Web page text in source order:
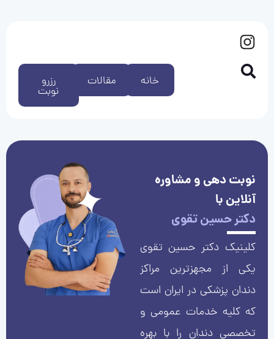
رزرو
نوبت
مقالات خانه
نوبت دهی و مشاوره
آنلاین با
دکتر حسین تقوی
کلینیک دکتر حسین تقوی
یکی از مجهزترین مراکز
دندان پزشکی در ایران است
که کلیه خدمات عمومی و
تخصصی دندان را با بهره